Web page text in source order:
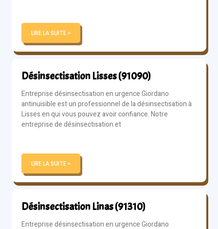
LIRE LA SUITE »
Désinsectisation Lisses (91090)
Entreprise désinsectisation en urgence Giordano
antinuisible est un professionnel de la désinsectisation à
Lisses en qui vous pouvez avoir confiance. Notre
entreprise de désinsectisation et
LIRE LA SUITE »
Désinsectisation Linas (91310)
Entreprise désinsectisation en urgence Giordano